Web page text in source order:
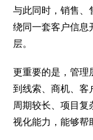
与此同时，销售、
绕同一套客户信息
层。
更重要的是，管理
到线索、商机、客
周期较长、项目复
视化能力，能够帮